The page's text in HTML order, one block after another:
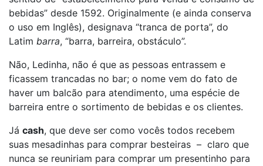
bebidas” desde 1592. Originalmente (e ainda conserva
o uso em Inglês), designava “tranca de porta”, do
Latim barra, “barra, barreira, obstáculo”.
Não, Ledinha, não é que as pessoas entrassem e
ficassem trancadas no bar; o nome vem do fato de
haver um balcão para atendimento, uma espécie de
barreira entre o sortimento de bebidas e os clientes.
Já cash, que deve ser como vocês todos recebem
suas mesadinhas para comprar besteiras – claro que
nunca se reuniriam para comprar um presentinho para